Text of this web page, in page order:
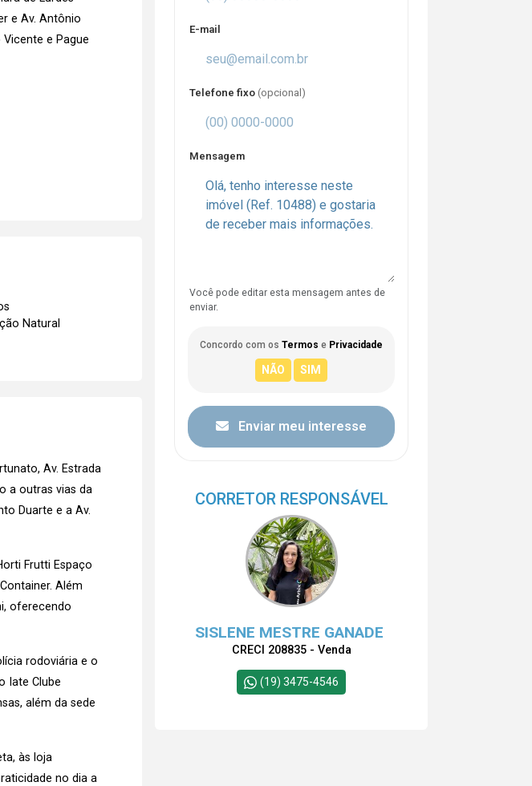
e Av. Antônio
e Pague
Natural
Av. Estrada
a outras vias da
Duarte e a Av.
Frutti Espaço
Além
oferecendo
rodoviária e o
Iate Clube
além da sede
às loja
no dia a
E-mail
Telefone fixo (opcional)
Mensagem
Você pode editar esta mensagem antes de
enviar.
Concordo com os Termos e Privacidade
Enviar meu interesse
CORRETOR RESPONSÁVEL
SISLENE MESTRE GANADE
CRECI 208835 - Venda
(19) 3475-4546